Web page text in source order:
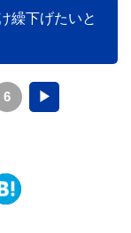
繰下げたいと
6 ▶